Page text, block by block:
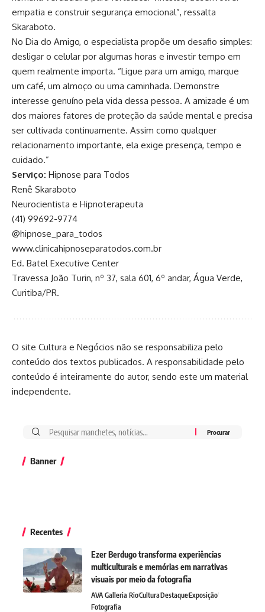
empatia e construir segurança emocional”, ressalta
Skaraboto.
No Dia do Amigo, o especialista propõe um desafio simples:
desligar o celular por algumas horas e investir tempo em
quem realmente importa. “Ligue para um amigo, marque
um café, um almoço ou uma caminhada. Demonstre
interesse genuíno pela vida dessa pessoa. A amizade é um
dos maiores fatores de proteção da saúde mental e precisa
ser cultivada continuamente. Assim como qualquer
relacionamento importante, ela exige presença, tempo e
cuidado.”
Serviço: Hipnose para Todos
Renê Skaraboto
Neurocientista e Hipnoterapeuta
(41) 99692-9774
@hipnose_para_todos
www.clinicahipnoseparatodos.com.br
Ed. Batel Executive Center
Travessa João Turin, nº 37, sala 601, 6º andar, Água Verde,
Curitiba/PR.
O site Cultura e Negócios não se responsabiliza pelo
conteúdo dos textos publicados. A responsabilidade pelo
conteúdo é inteiramente do autor, sendo este um material
independente.
Banner
Recentes
Ezer Berdugo transforma experiências
multiculturais e memórias em narrativas
visuais por meio da fotografia
AVA Galleria RioCulturaDestaqueExposição
Fotografia